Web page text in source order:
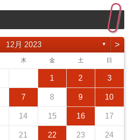
12月 2023 ▼ >
木 金 土 日
1 2 3
7 8 9 10
14 15 16 17
21 22 23 24